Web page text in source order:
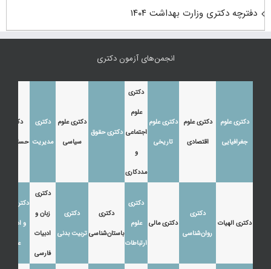
دفترچه دکتری وزارت بهداشت ۱۴۰۴
انجمن‌های آزمون دکتری
دکتری علوم
جغرافیایی
دکتری علوم
اقتصادی
دکتری علوم
تاریخی
دکتری
علوم
اجتماعی
و
مددکاری
دکتری حقوق
دکتری علوم
سیاسی
دکتری
مدیریت
دکتری
حسابداری
دکتری الهیات
دکتری
روان‌شناسی
دکتری مالی
دکتری
علوم
ارتباطات
دکتری
باستان‌شناسی
دکتری
تربیت بدنی
دکتری
زبان و
ادبیات
فارسی
دکتری زبان
و ادبیات
عرب